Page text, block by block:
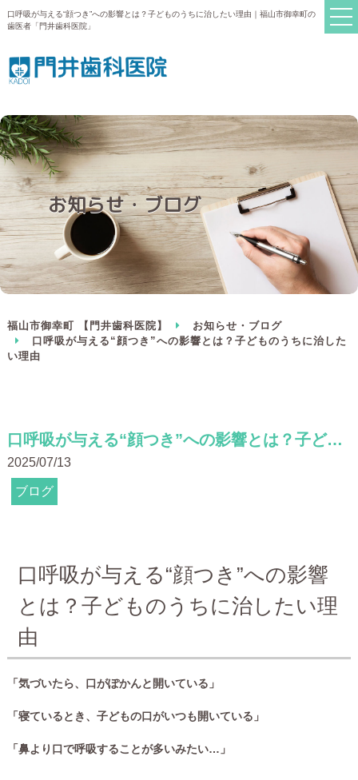
口呼吸が与える“顔つき”への影響とは？子どものうちに治したい理由｜福山市御幸町の
歯医者「門井歯科医院」
お知らせ・ブログ
福山市御幸町 【門井歯科医院】
お知らせ・ブログ
口呼吸が与える“顔つき”への影響とは？子どものうちに治した
い理由
口呼吸が与える“顔つき”への影響とは？子どものうちに治したい理由
2025/07/13
ブログ
口呼吸が与える“顔つき”への影響
とは？子どものうちに治したい理
由
「気づいたら、口がぽかんと開いている」
「寝ているとき、子どもの口がいつも開いている」
「鼻より口で呼吸することが多いみたい…」